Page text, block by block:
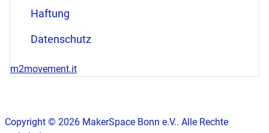
Haftung
Datenschutz
m2movement.it
Copyright © 2026 MakerSpace Bonn e.V.. Alle Rechte